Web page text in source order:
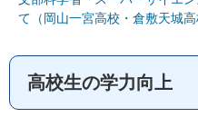
て（岡山一宮高校・倉敷天城
高校生の学力向上